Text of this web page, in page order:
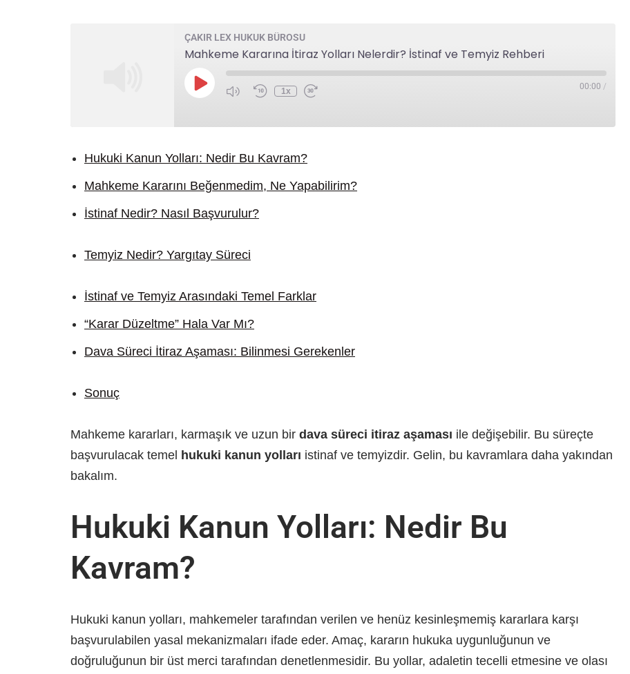
ÇAKIR LEX HUKUK BÜROSU
Mahkeme Kararına İtiraz Yolları Nelerdir? İstinaf ve Temyiz Rehberi
1x 00:00 /
Hukuki Kanun Yolları: Nedir Bu Kavram?
Mahkeme Kararını Beğenmedim, Ne Yapabilirim?
İstinaf Nedir? Nasıl Başvurulur?
Temyiz Nedir? Yargıtay Süreci
İstinaf ve Temyiz Arasındaki Temel Farklar
“Karar Düzeltme” Hala Var Mı?
Dava Süreci İtiraz Aşaması: Bilinmesi Gerekenler
Sonuç
Mahkeme kararları, karmaşık ve uzun bir dava süreci itiraz aşaması ile değişebilir. Bu süreçte
başvurulacak temel hukuki kanun yolları istinaf ve temyizdir. Gelin, bu kavramlara daha yakından
bakalım.
Hukuki Kanun Yolları: Nedir Bu
Kavram?
Hukuki kanun yolları, mahkemeler tarafından verilen ve henüz kesinleşmemiş kararlara karşı
başvurulabilen yasal mekanizmaları ifade eder. Amaç, kararın hukuka uygunluğunun ve
doğruluğunun bir üst merci tarafından denetlenmesidir. Bu yollar, adaletin tecelli etmesine ve olası